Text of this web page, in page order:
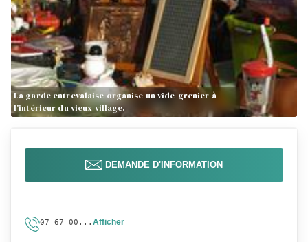
La garde entrevalaise organise un vide-grenier à
l'intérieur du vieux village.
DEMANDE D'INFORMATION
07 67 00... Afficher